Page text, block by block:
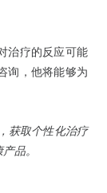
治疗的反应可能
询，他将能够为
获取个性化治疗
品。